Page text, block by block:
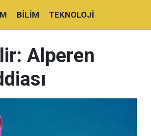
BILIM TEKNOLOJI
Alperen